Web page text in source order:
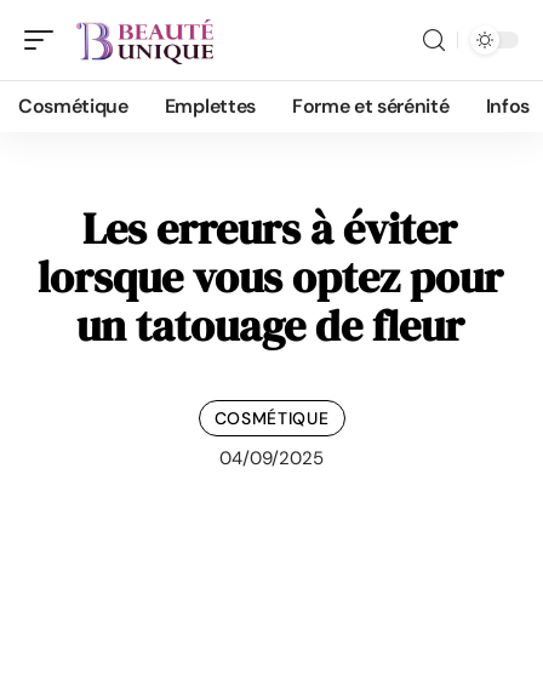
Cosmétique Emplettes Forme et sérénité Infos
Les erreurs à éviter
lorsque vous optez pour
un tatouage de fleur
COSMÉTIQUE
04/09/2025